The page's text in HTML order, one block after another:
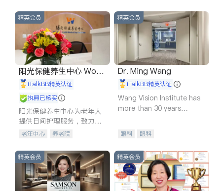
精英会员
阳光保健养生中心 World
shine
iTalkBB精英认证
执照已核实
阳光保健养生中心为老年人
提供日间护理服务，致力于
通过持续的护理创新来有效
老年中心 养老院
精英会员
Dr. Ming Wang
iTalkBB精英认证
Wang Vision Institute has
more than 30 years
眼科 眼科
精英会员 精英会员